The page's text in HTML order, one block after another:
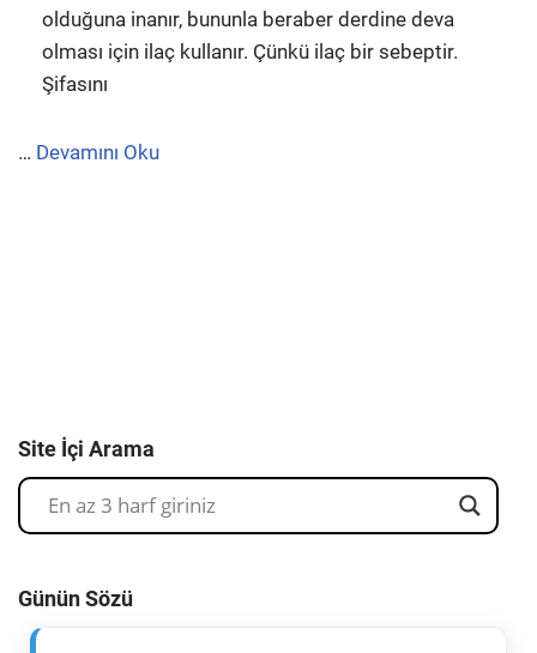
olduğuna inanır, bununla beraber derdine deva
olması için ilaç kullanır. Çünkü ilaç bir sebeptir.
Şifasını
… Devamını Oku
Site İçi Arama
Günün Sözü